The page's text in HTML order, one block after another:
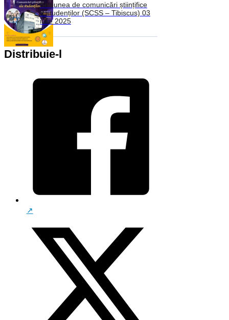
Sesiunea de comunicări științifice
a studenților (SCSS – Tibiscus) 03
iulie 2025
Distribuie-l